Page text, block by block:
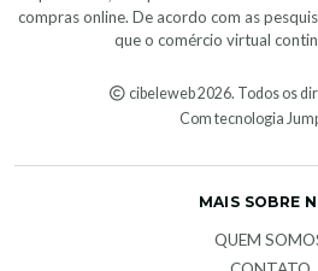
compras online. De acordo com as
que o comércio virtual
cibeleweb 2026. Todos os
Com tecnologia
MAIS SOBRE
QUEM